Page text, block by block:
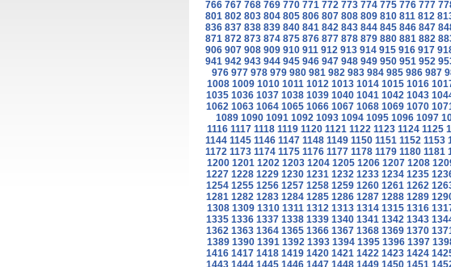
766 767 768 769 770 771 772 773 774 775 776 777
801 802 803 804 805 806 807 808 809 810 811 812
836 837 838 839 840 841 842 843 844 845 846 847
871 872 873 874 875 876 877 878 879 880 881 882
906 907 908 909 910 911 912 913 914 915 916 917
941 942 943 944 945 946 947 948 949 950 951 952
976 977 978 979 980 981 982 983 984 985 986 987
1008 1009 1010 1011 1012 1013 1014 1015 1016
1035 1036 1037 1038 1039 1040 1041 1042 1043
1062 1063 1064 1065 1066 1067 1068 1069 1070
1089 1090 1091 1092 1093 1094 1095 1096 1097
1116 1117 1118 1119 1120 1121 1122 1123 1124 1125
1144 1145 1146 1147 1148 1149 1150 1151 1152 1153
1172 1173 1174 1175 1176 1177 1178 1179 1180 1181
1200 1201 1202 1203 1204 1205 1206 1207 1208
1227 1228 1229 1230 1231 1232 1233 1234 1235
1254 1255 1256 1257 1258 1259 1260 1261 1262
1281 1282 1283 1284 1285 1286 1287 1288 1289
1308 1309 1310 1311 1312 1313 1314 1315 1316
1335 1336 1337 1338 1339 1340 1341 1342 1343
1362 1363 1364 1365 1366 1367 1368 1369 1370
1389 1390 1391 1392 1393 1394 1395 1396 1397
1416 1417 1418 1419 1420 1421 1422 1423 1424
1443 1444 1445 1446 1447 1448 1449 1450 1451